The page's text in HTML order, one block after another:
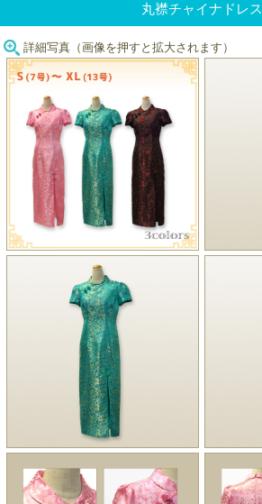
丸襟チャイナドレス
詳細写真（画像を押すと拡大されます）